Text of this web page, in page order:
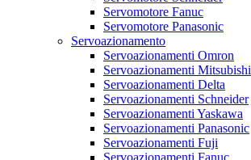
Servomotore Fanuc
Servomotore Panasonic
Servoazionamento
Servoazionamenti Omron
Servoazionamenti Mitsubishi
Servoazionamenti Delta
Servoazionamenti Schneider
Servoazionamenti Yaskawa
Servoazionamenti Panasonic
Servoazionamenti Fuji
Servoazionamenti Fanuc